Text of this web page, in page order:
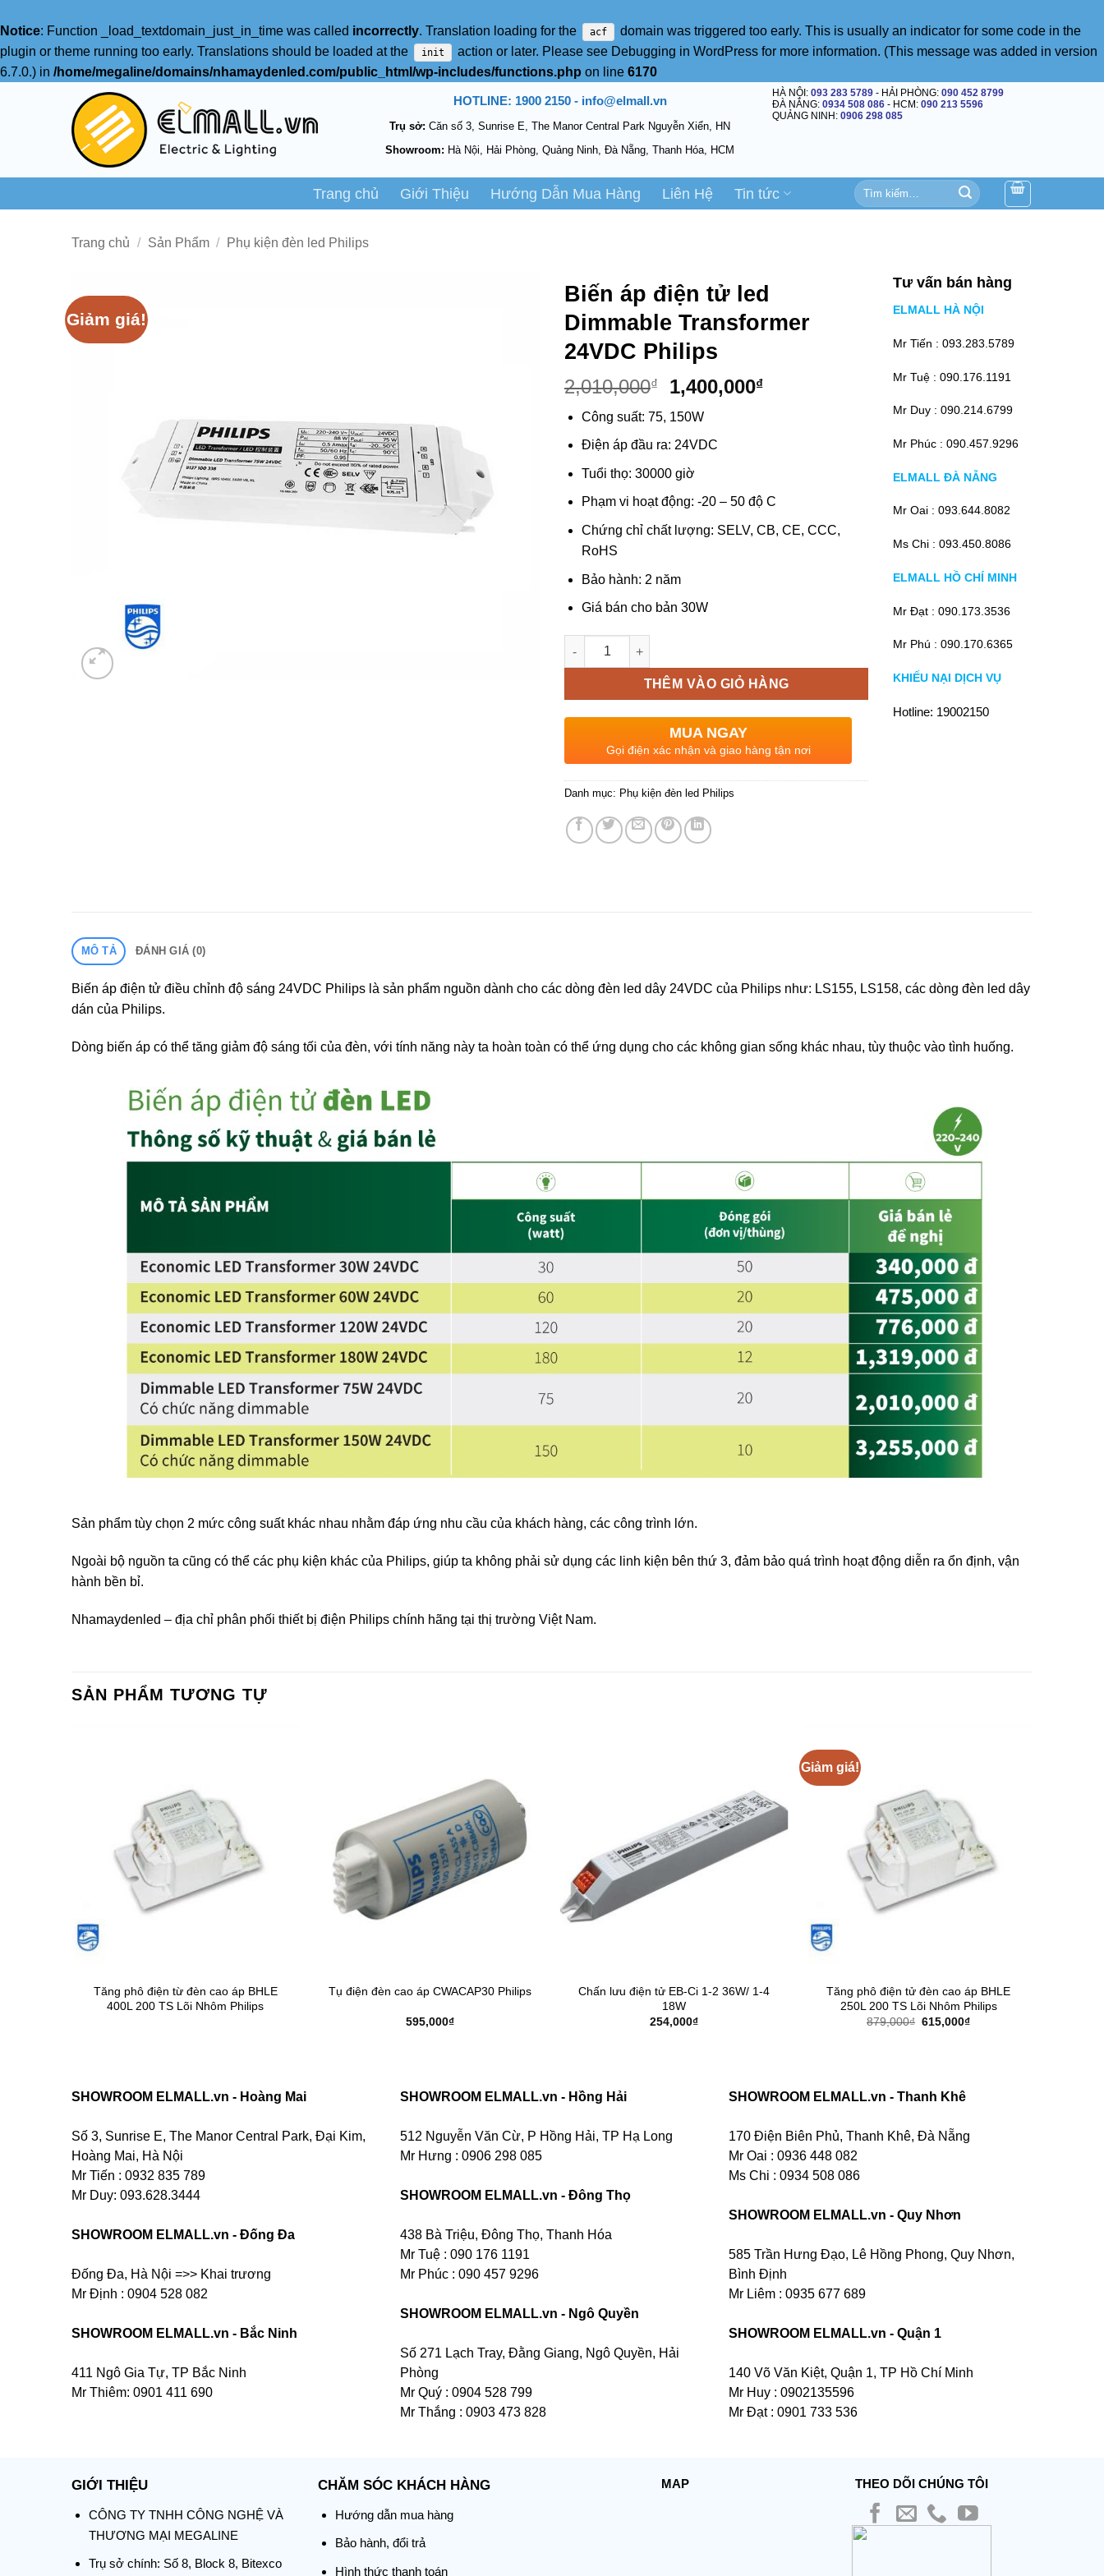
Notice: Function _load_textdomain_just_in_time was called incorrectly. Translation loading for the acf
domain was triggered too early. This is usually an indicator for some code in the
plugin or theme running too early. Translations should be loaded at the
init action or later. Please see Debugging in WordPress for more information. (This message was added in version
6.7.0.) in /home/megaline/domains/nhamaydenled.com/public_html/wp-includes/functions.php on line 6170
HOTLINE: 1900 2150 - info@elmall.vn
Trụ sở: Căn số 3, Sunrise E, The Manor Central Park Nguyễn Xiển, HN
Showroom: Hà Nội, Hải Phòng, Quảng Ninh, Đà Nẵng, Thanh Hóa, HCM
HÀ NỘI: 093 283 5789- HẢI PHÒNG: 090 452 8799
ĐÀ NẴNG: 0934 508 086- HCM:090 213 5596
QUẢNG NINH: 0906 298 085
Trang chủ Giới Thiệu Hướng Dẫn Mua Hàng Liên Hệ Tin tức
Tìm
kiếm:
Trang chủ / Sản Phẩm / Phụ kiện đèn led Philips
Giảm giá!
Biến áp điện tử led
Dimmable Transformer
24VDC Philips
2,010,000₫
Giá
là:
2,010,000₫.
1,400,000₫Giá
Công suất: 75, 150W
Điện áp đầu ra: 24VDC
Tuổi thọ: 30000 giờ
Phạm vi hoạt động: -20 – 50 độ C
Chứng chỉ chất lượng: SELV, CB, CE, CCC,
RoHS
Bảo hành: 2 năm
Giá bán cho bản 30W
Số lượng
THÊM VÀO GIỎ HÀNG
MUA NGAY
Gọi điện xác nhận và giao hàng tận nơi
Danh mục: Phụ kiện đèn led Philips
Tư vấn bán hàng
ELMALL HÀ NỘI
Mr Tiến : 093.283.5789
Mr Tuệ : 090.176.1191
Mr Duy : 090.214.6799
Mr Phúc : 090.457.9296
ELMALL ĐÀ NẴNG
Mr Oai : 093.644.8082
Ms Chi : 093.450.8086
ELMALL HỒ CHÍ MINH
Mr Đạt : 090.173.3536
Mr Phú : 090.170.6365
KHIẾU NẠI DỊCH VỤ
Hotline: 19002150
MÔ TẢ ĐÁNH GIÁ (0)
Biến áp điện tử điều chỉnh độ sáng 24VDC Philips là sản phẩm nguồn dành cho các dòng đèn led dây 24VDC của Philips như: LS155, LS158, các dòng đèn led dây
dán của Philips.
Dòng biến áp có thể tăng giảm độ sáng tối của đèn, với tính năng này ta hoàn toàn có thể ứng dụng cho các không gian sống khác nhau, tùy thuộc vào tình huống.
Sản phẩm tùy chọn 2 mức công suất khác nhau nhằm đáp ứng nhu cầu của khách hàng, các công trình lớn.
Ngoài bộ nguồn ta cũng có thể các phụ kiện khác của Philips, giúp ta không phải sử dụng các linh kiện bên thứ 3, đảm bảo quá trình hoạt động diễn ra ổn định, vận
hành bền bỉ.
Nhamaydenled – địa chỉ phân phối thiết bị điện Philips chính hãng tại thị trường Việt Nam.
SẢN PHẨM TƯƠNG TỰ
Tăng phô điện từ đèn cao áp BHLE
400L 200 TS Lõi Nhôm Philips
Tụ điện đèn cao áp CWACAP30 Philips
595,000₫
Chấn lưu điện tử EB-Ci 1-2 36W/ 1-4
18W
254,000₫
Giảm giá!
Tăng phô điện tử đèn cao áp BHLE
250L 200 TS Lõi Nhôm Philips
879,000₫ Giá
615,000₫Giá
SHOWROOM ELMALL.vn - Hoàng Mai
Số 3, Sunrise E, The Manor Central Park, Đại Kim,
Hoàng Mai, Hà Nội
Mr Tiến : 0932 835 789
Mr Duy: 093.628.3444
SHOWROOM ELMALL.vn - Đống Đa
Đống Đa, Hà Nội =>> Khai trương
Mr Định : 0904 528 082
SHOWROOM ELMALL.vn - Bắc Ninh
411 Ngô Gia Tự, TP Bắc Ninh
Mr Thiêm: 0901 411 690
SHOWROOM ELMALL.vn - Hồng Hải
512 Nguyễn Văn Cừ, P Hồng Hải, TP Hạ Long
Mr Hưng : 0906 298 085
SHOWROOM ELMALL.vn - Đông Thọ
438 Bà Triệu, Đông Thọ, Thanh Hóa
Mr Tuệ : 090 176 1191
Mr Phúc : 090 457 9296
SHOWROOM ELMALL.vn - Ngô Quyền
Số 271 Lạch Tray, Đằng Giang, Ngô Quyền, Hải
Phòng
Mr Quý : 0904 528 799
Mr Thắng : 0903 473 828
SHOWROOM ELMALL.vn - Thanh Khê
170 Điện Biên Phủ, Thanh Khê, Đà Nẵng
Mr Oai : 0936 448 082
Ms Chi : 0934 508 086
SHOWROOM ELMALL.vn - Quy Nhơn
585 Trần Hưng Đạo, Lê Hồng Phong, Quy Nhơn,
Bình Định
Mr Liêm : 0935 677 689
SHOWROOM ELMALL.vn - Quận 1
140 Võ Văn Kiệt, Quận 1, TP Hồ Chí Minh
Mr Huy : 0902135596
Mr Đạt : 0901 733 536
GIỚI THIỆU
CÔNG TY TNHH CÔNG NGHỆ VÀ
THƯƠNG MẠI MEGALINE
Trụ sở chính: Số 8, Block 8, Bitexco
CHĂM SÓC KHÁCH HÀNG
Hướng dẫn mua hàng
Bảo hành, đổi trả
Hình thức thanh toán
MAP THEO DÕI CHÚNG TÔI